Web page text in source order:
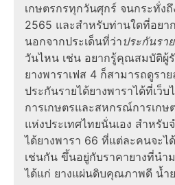
เกษตรกรทุกวันศุกร์ จนกระทั่ง
2565 และสำหรับท่านใดที่อยา
นอกจากประเด็นที่ว่าประกันรา
วันไหน เช่น อยากรู้คุณสมบัติผู้
ยางพาราเฟส 4 ก็สามารถดูราย
ประกันรายได้ยางพาราได้ที่เว็
การเกษตรและสหกรณ์การเกษ
แห่งประเทศไทยนั่นเอง สำหรับ
ได้ยางพารา 66 ที่แต่ละคนจะไ
เช่นกัน ขึ้นอยู่กับราคายางที่นำ
ได้แก่ ยางแผ่นดิบคุณภาพดี น้ำ